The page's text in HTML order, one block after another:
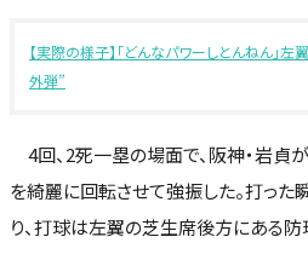
【実際の様子】「どんなパワーしとんねん」
外弾”
4回、2死一塁の場面で、阪神・岩貞
を綺麗に回転させて強振した。打っ
り、打球は左翼の芝生席後方にある防